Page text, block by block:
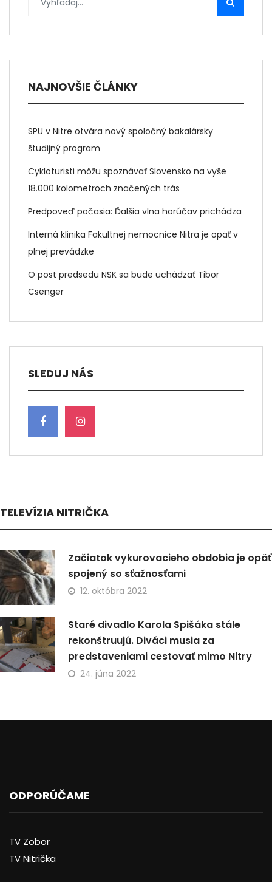
NAJNOVŠIE ČLÁNKY
SPU v Nitre otvára nový spoločný bakalársky
študijný program
Cykloturisti môžu spoznávať Slovensko na vyše
18.000 kolometroch značených trás
Predpoveď počasia: Ďalšia vlna horúčav prichádza
Interná klinika Fakultnej nemocnice Nitra je opäť v
plnej prevádzke
O post predsedu NSK sa bude uchádzať Tibor
Csenger
SLEDUJ NÁS
TELEVÍZIA NITRIČKA
Začiatok vykurovacieho obdobia je opäť
spojený so sťažnosťami
12. októbra 2022
Staré divadlo Karola Spišáka stále
rekonštruujú. Diváci musia za
predstaveniami cestovať mimo Nitry
24. júna 2022
ODPORÚČAME
TV Zobor
TV Nitrička